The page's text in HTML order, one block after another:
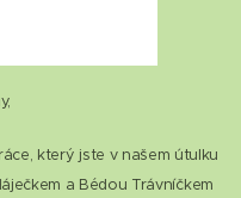
který jste v našem útulku
a Bédou Trávníčkem